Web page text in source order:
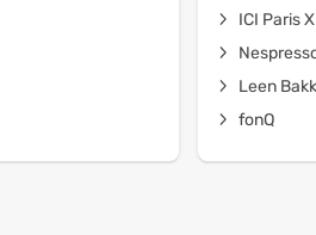
ICI Paris
Leen
fonQ